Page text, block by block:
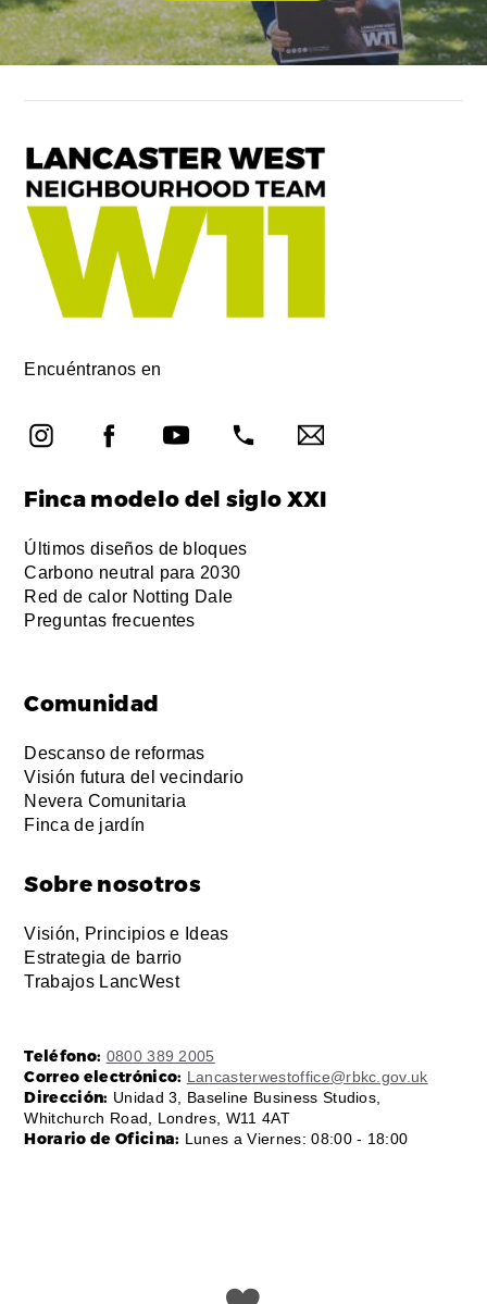
Encuéntranos en
Finca modelo del siglo XXI
Últimos diseños de bloques
Carbono neutral para 2030
Red de calor Notting Dale
Preguntas frecuentes
Comunidad
Descanso de reformas
Visión futura del vecindario
Nevera Comunitaria
Finca de jardín
Sobre nosotros
Visión, Principios e Ideas
Estrategia de barrio
Trabajos LancWest
Teléfono: 0800 389 2005
Correo electrónico: Lancasterwestoffice@rbkc.gov.uk
Dirección: Unidad 3, Baseline Business Studios,
Whitchurch Road, Londres, W11 4AT
Horario de Oficina: Lunes a Viernes: 08:00 - 18:00